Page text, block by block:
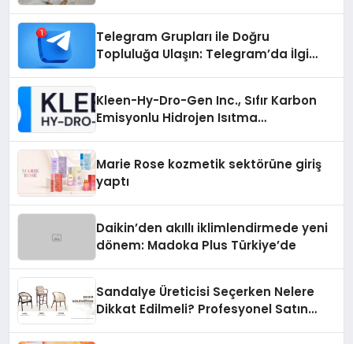
Telegram Grupları ile Doğru
Topluluğa Ulaşın: Telegram’da İlgi
Kleen-Hy-Dro-Gen Inc., Sıfır Karbon
Emisyonlu Hidrojen Isıtma
Marie Rose kozmetik sektörüne giriş
yaptı
Daikin’den akıllı iklimlendirmede yeni
dönem: Madoka Plus Türkiye’de
Sandalye Üreticisi Seçerken Nelere
Dikkat Edilmeli? Profesyonel Satın